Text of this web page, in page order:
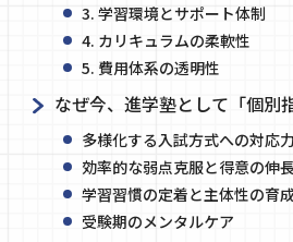
3. 学習環境とサポート体制
4. カリキュラムの柔軟性
5. 費用体系の透明性
なぜ今、進学塾として「個別
多様化する入試方式への対応力
効率的な弱点克服と得意の伸
学習習慣の定着と主体性の育
受験期のメンタルケア